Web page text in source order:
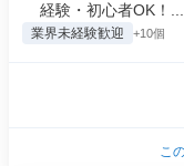
経験・初心者OK！...
業界未経験歓迎 +10個
こ